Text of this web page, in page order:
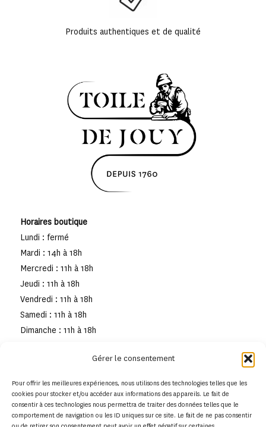
Gérer le consentement
Pour offrir les meilleures expériences, nous utilisons des technologies telles que les
cookies pour stocker et/ou accéder aux informations des appareils. Le fait de
consentir à ces technologies nous permettra de traiter des données telles que le
comportement de navigation ou les ID uniques sur ce site. Le fait de ne pas consentir
Produits authentiques et de qualité
Horaires boutique
Lundi : fermé
Mardi : 14h à 18h
Mercredi : 11h à 18h
Jeudi : 11h à 18h
Vendredi : 11h à 18h
Samedi : 11h à 18h
Dimanche : 11h à 18h